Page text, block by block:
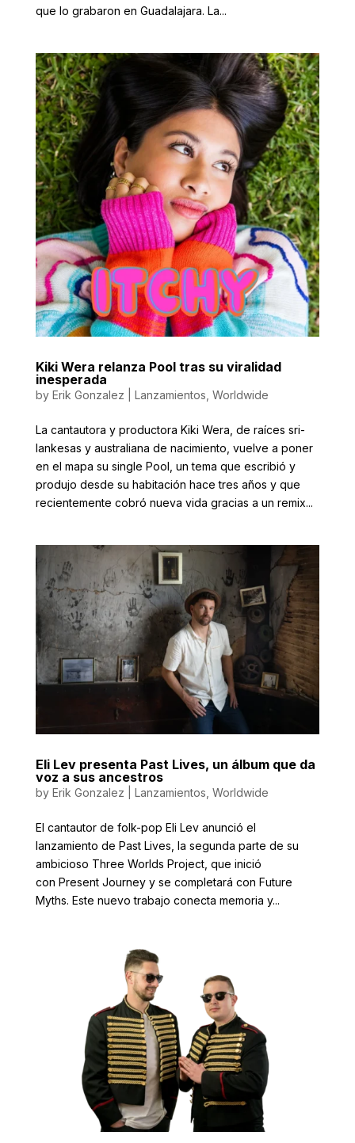
que lo grabaron en Guadalajara. La...
Kiki Wera relanza Pool tras su viralidad
inesperada
by Erik Gonzalez Lanzamientos Worldwide
La cantautora y productora Kiki Wera, de raíces sri-
lankesas y australiana de nacimiento, vuelve a poner
en el mapa su single Pool, un tema que escribió y
produjo desde su habitación hace tres años y que
recientemente cobró nueva vida gracias a un remix...
Eli Lev presenta Past Lives, un álbum que da
voz a sus ancestros
by Erik Gonzalez Lanzamientos Worldwide
El cantautor de folk-pop Eli Lev anunció el
lanzamiento de Past Lives, la segunda parte de su
ambicioso Three Worlds Project, que inició
con Present Journey y se completará con Future
Myths. Este nuevo trabajo conecta memoria y...